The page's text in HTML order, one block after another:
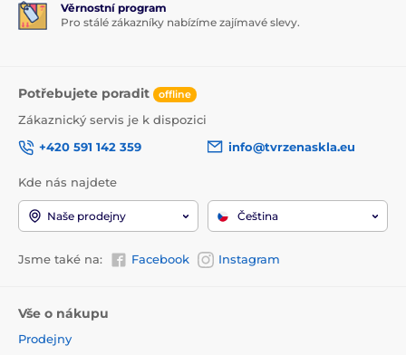
Věrnostní program
Pro stálé zákazníky nabízíme zajímavé slevy.
Potřebujete poradit offline
Zákaznický servis je k dispozici
+420 591 142 359
info@tvrzenaskla.eu
Kde nás najdete
Naše prodejny Čeština
Jsme také na: Facebook Instagram
Vše o nákupu
Prodejny